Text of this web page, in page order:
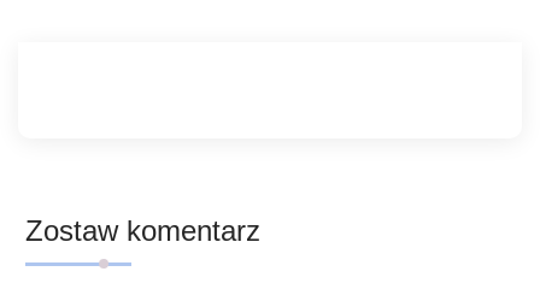
Zostaw komentarz